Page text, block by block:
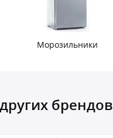
Морозильники
брендов